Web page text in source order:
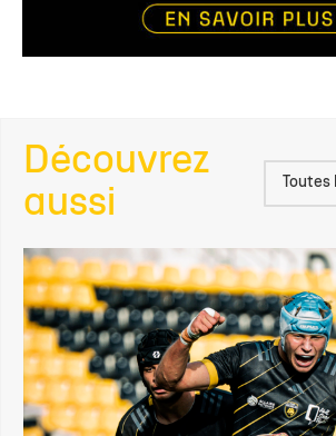
Découvrez
aussi